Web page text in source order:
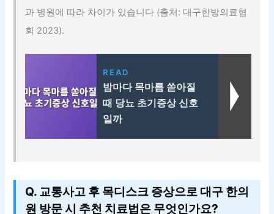
과 병원에 따라 차이가 있습니다 (출처: 대구한방의료협
회 2023).
READ
밤마다 목마름 쏟아질
때 당뇨 초기증상 신호
일까
Q. 교통사고 후 목디스크 증상으로 대구 한의
원 방문 시 추천 치료법은 무엇인가요?